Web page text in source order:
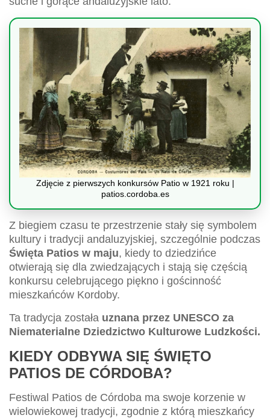
Zdjęcie z pierwszych konkursów Patio w 1921 roku |
patios.cordoba.es
Z biegiem czasu te przestrzenie stały się symbolem
kultury i tradycji andaluzyjskiej, szczególnie podczas
Święta Patios w maju, kiedy to dziedzińce
otwierają się dla zwiedzających i stają się częścią
konkursu celebrującego piękno i gościnność
mieszkańców Kordoby.
Ta tradycja została uznana przez UNESCO za
Niematerialne Dziedzictwo Kulturowe Ludzkości.
KIEDY ODBYWA SIĘ ŚWIĘTO
PATIOS DE CÓRDOBA?
Festiwal Patios de Córdoba ma swoje korzenie w
wielowiekowej tradycji, zgodnie z którą mieszkańcy